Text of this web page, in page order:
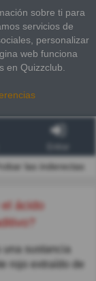
sobre ti para
servicios de
personalizar
web funciona
en Quizzclub.
las inderectas
una sustancia
rojo extraído de